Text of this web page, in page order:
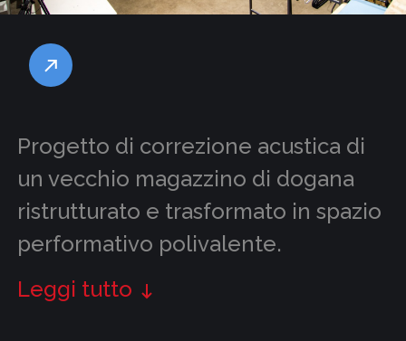
Progetto di correzione acustica di
un vecchio magazzino di dogana
ristrutturato e trasformato in spazio
performativo polivalente.
Leggi tutto